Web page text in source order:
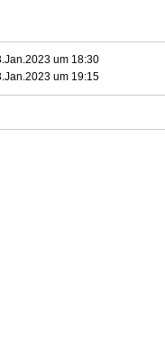
um 18:30
um 19:15